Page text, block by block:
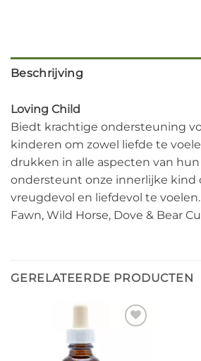
Beschrijving
Loving Child
Biedt krachtige ondersteuning
kinderen om zowel liefde te
drukken in alle aspecten van hun
ondersteunt onze innerlijke kind
vreugdevol en liefdevol te voelen.
Fawn, Wild Horse, Dove & Bear
GERELATEERDE PRODUCTEN